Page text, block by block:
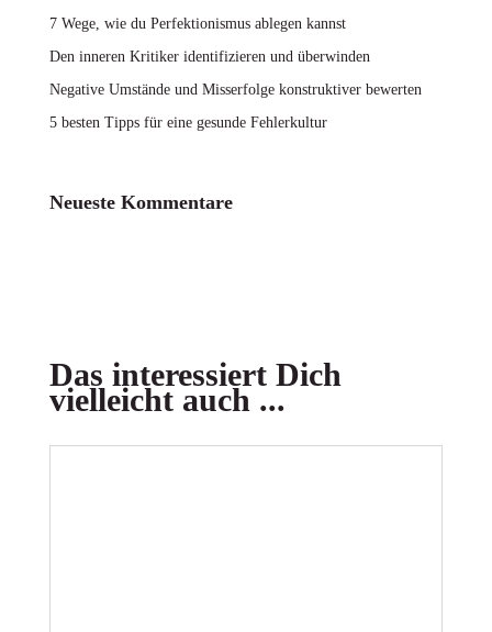
7 Wege, wie du Perfektionismus ablegen kannst
Den inneren Kritiker identifizieren und überwinden
Negative Umstände und Misserfolge konstruktiver bewerten
5 besten Tipps für eine gesunde Fehlerkultur
Neueste Kommentare
Das interessiert Dich
vielleicht auch ...